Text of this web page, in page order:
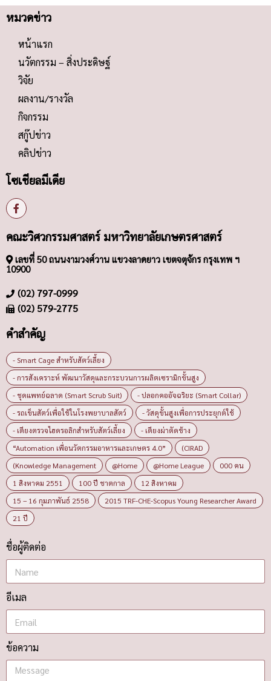
หมวดข่าว
หน้าแรก
นวัตกรรม – สิ่งประดิษฐ์
วิจัย
ผลงาน/รางวัล
กิจกรรม
สกู๊ปข่าว
คลิปข่าว
โซเชียลมีเดีย
คณะวิศวกรรมศาสตร์ มหาวิทยาลัยเกษตรศาสตร์
เลขที่ 50 ถนนงามวงศ์วาน แขวงลาดยาว เขตจตุจักร กรุงเทพ ฯ
10900
(02) 797-0999
(02) 579-2775
คำสำคัญ
- Smart Cage สำหรับสัตว์เลี้ยง
- การสังเคราะห์ พัฒนาวัสดุและกระบวนการผลิตเซรามิกขั้นสูง
- ชุดแพทย์ฉลาด (Smart Scrub Suit)
- ปลอกคออัจฉริยะ (Smart Collar)
- รถเข็นสัตว์เพื่อใช้ในโรงพยาบาลสัตว์
- วัสดุขั้นสูงเพื่อการประยุกต์ใช้
- เตียงตรวจไฮดรอลิกสำหรับสัตว์เลี้ยง
- เตียงผ่าตัดช้าง
“Automation เพื่อนวัตกรรมอาหารและเกษตร 4.0”
(CIRAD
(Knowledge Management
@Home @Home League
000 คน
1 สิงหาคม 2551
100 ปี ชาตกาล
12 สิงหาคม
15 – 16 กุมภาพันธ์ 2558
2015 TRF-CHE-Scopus Young Researcher Award
21 ปี
ชื่อผู้ติดต่อ
อีเมล
ข้อความ